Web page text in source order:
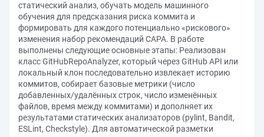
статический анализ, обучать модель машинного
обучения для предсказания риска коммита и
формировать для каждого потенциально «рискового»
изменения набор рекомендаций CAPA. В работе
выполнены следующие основные этапы: Реализован
класс GitHubRepoAnalyzer, который через GitHub API или
локальный клон последовательно извлекает историю
коммитов, собирает базовые метрики (число
добавленных/удалённых строк, число изменённых
файлов, время между коммитами) и дополняет их
результатами статических анализаторов (pylint, Bandit,
ESLint, Checkstyle). Для автоматической разметки